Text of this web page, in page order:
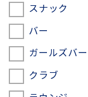
スナック
バー
ガールズバー
クラブ